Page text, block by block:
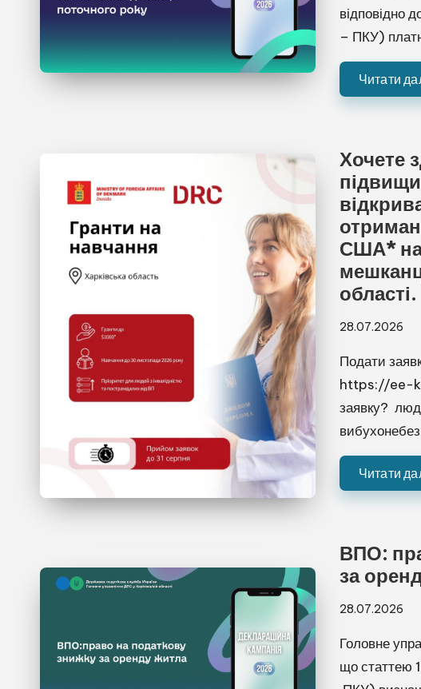
відповідно
– ПКУ)
Читати
Хочете
США* на
області.
28.07.2026
Подати
https://ee-
заявку?
Читати
ВПО:
за
28.07.2026
Головне
що статтею